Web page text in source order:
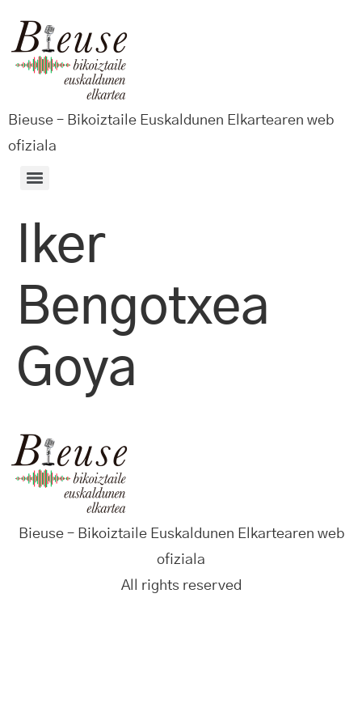
Bieuse – Bikoiztaile Euskaldunen Elkartearen web
ofiziala
Iker
Bengotxea
Goya
Bieuse – Bikoiztaile Euskaldunen Elkartearen web
ofiziala
All rights reserved